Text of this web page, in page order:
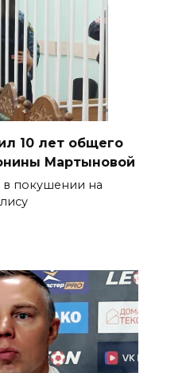
10 лет общего
Мартыновой
покушении на